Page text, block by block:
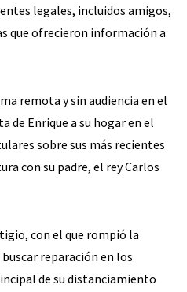
legales, incluidos amigos,
que ofrecieron información a
remota y sin audiencia en el
de Enrique a su hogar en el
sobre sus más recientes
con su padre, el rey Carlos
con el que rompió la
reparación en los
de su distanciamiento